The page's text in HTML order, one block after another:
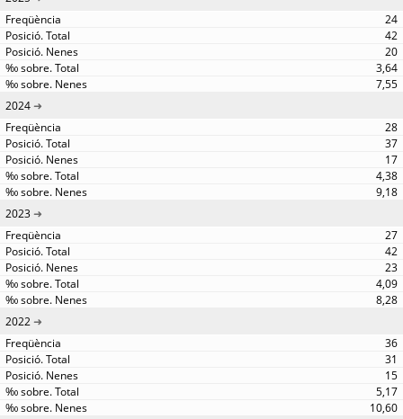
24
42
20
3,64
7,55
2024
28
37
17
4,38
9,18
2023
27
42
23
4,09
8,28
2022
36
31
15
5,17
10,60